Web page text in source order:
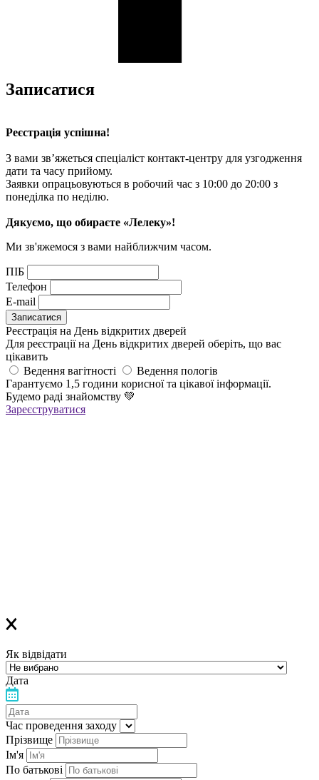
Записатися
Реєстрація успішна!
З вами зв’яжеться спеціаліст контакт-центру для узгодження
дати та часу прийому.
Заявки опрацьовуються в робочий час з 10:00 до 20:00 з
понеділка по неділю.
Дякуємо, що обираєте «Лелеку»!
Ми зв'яжемося з вами найближчим часом.
ПІБ
Телефон
E-mail
Реєстрація на День відкритих дверей
Для реєстрації на День відкритих дверей оберіть, що вас
цікавить
Ведення вагітності
Ведення пологів
Гарантуємо 1,5 години корисної та цікавої інформації.
Будемо раді знайомству 💚
Зареєструватися
Як відвідати
Дата
Час проведення заходу
Прізвище
Ім'я
По батькові